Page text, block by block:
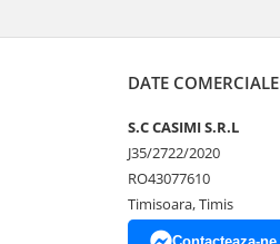
DATE COMERCIALE
S.C CASIMI S.R.L
J35/2722/2020
RO43077610
Timisoara, Timis